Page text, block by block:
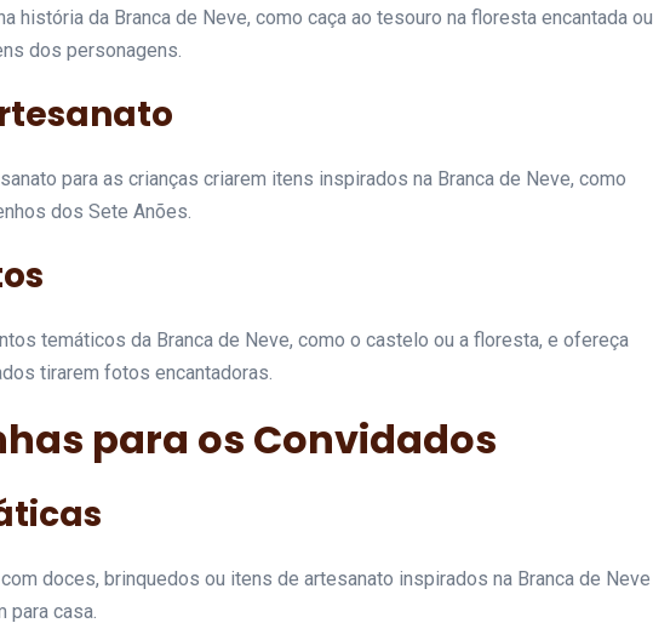
história da Branca de Neve, como caça ao tesouro na floresta encantada ou
dos personagens.
para as crianças criarem itens inspirados na Branca de Neve, como
dos Sete Anões.
temáticos da Branca de Neve, como o castelo ou a floresta, e ofereça
tirarem fotos encantadoras.
para os Convidados
doces, brinquedos ou itens de artesanato inspirados na Branca de Neve
para casa.